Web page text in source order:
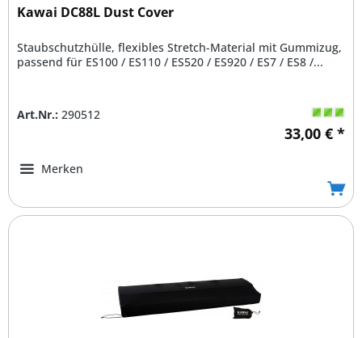
Kawai DC88L Dust Cover
Staubschutzhülle, flexibles Stretch-Material mit Gummizug,
passend für ES100 / ES110 / ES520 / ES920 / ES7 / ES8 /...
Art.Nr.: 290512
33,00 € *
Merken